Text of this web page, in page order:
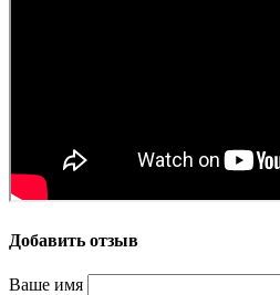
Добавить отзыв
Ваше имя